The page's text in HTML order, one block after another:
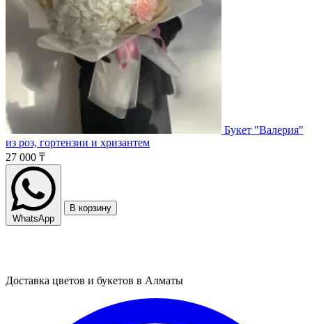
Букет "Валерия"
из роз, гортензии и хризантем
27 000 ₸
WhatsApp
В корзину
Доставка цветов и букетов в Алматы